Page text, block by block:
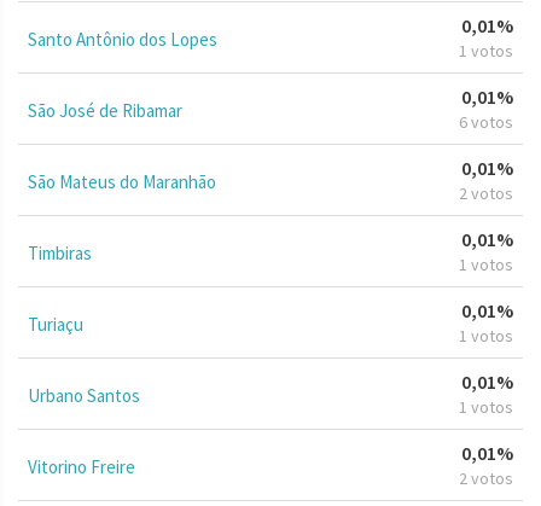
Santo Antônio dos Lopes
0,01%
1 votos
São José de Ribamar
0,01%
6 votos
São Mateus do Maranhão
0,01%
2 votos
Timbiras
0,01%
1 votos
Turiaçu
0,01%
1 votos
Urbano Santos
0,01%
1 votos
Vitorino Freire
0,01%
2 votos